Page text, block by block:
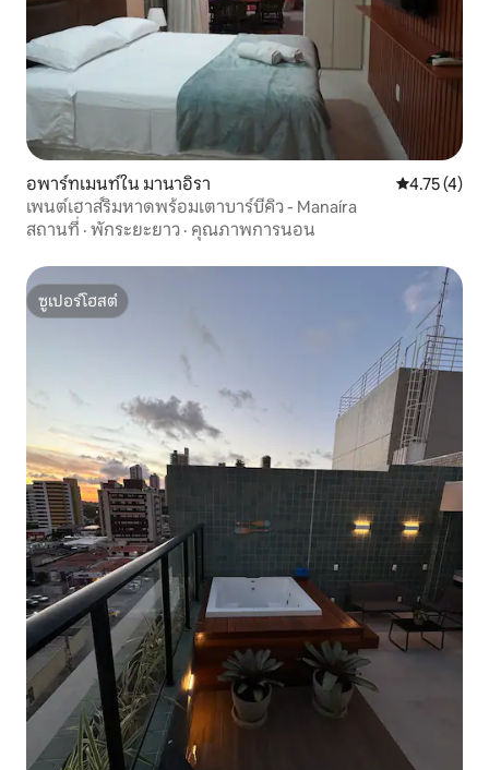
อพาร์ทเมนท์ใน มานาอิรา คะแนนเฉลี่ย
4.75 (4)
เพนต์เฮาส์ริมหาดพร้อมเตาบาร์บีคิว - Manaíra
สถานที่ · พักระยะยาว · คุณภาพการนอน
ซูเปอร์โฮสต์
ซูเปอร์โฮสต์